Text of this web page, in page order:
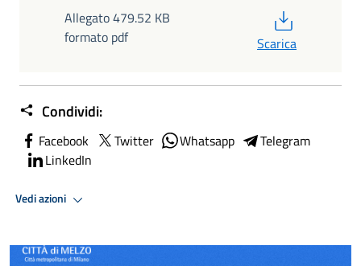
Allegato 479.52 KB
formato pdf
Scarica
Condividi:
Facebook Twitter Whatsapp
Telegram
LinkedIn
Vedi azioni